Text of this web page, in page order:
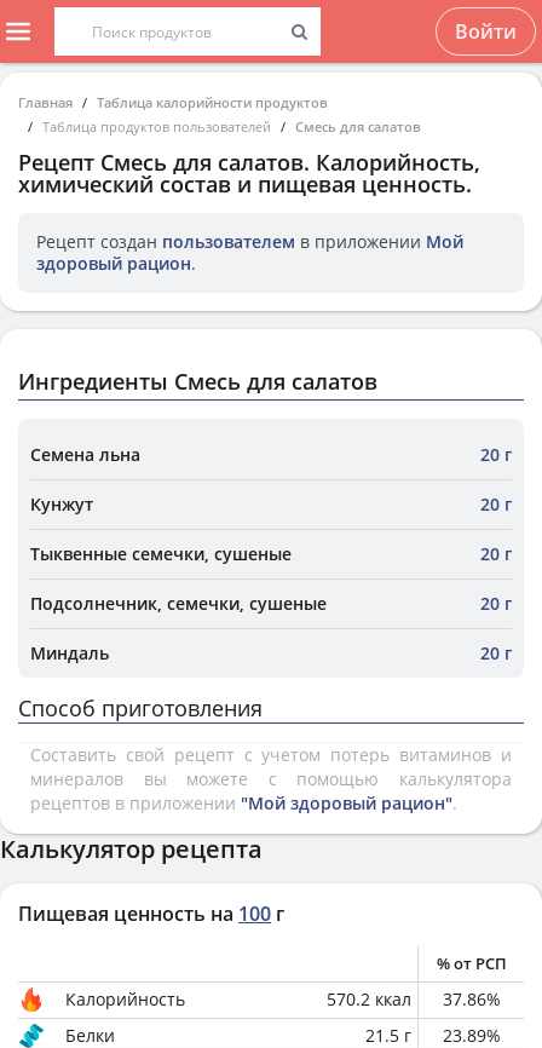
Войти
Главная
Таблица калорийности продуктов
Таблица продуктов пользователей
Смесь для салатов
Рецепт Смесь для салатов. Калорийность,
химический состав и пищевая ценность.
Рецепт создан пользователем в приложении Мой
здоровый рацион.
Ингредиенты Смесь для салатов
Семена льна 20 г
Кунжут 20 г
Тыквенные семечки, сушеные 20 г
Подсолнечник, семечки, сушеные 20 г
Миндаль 20 г
Способ приготовления
Составить свой рецепт с учетом потерь витаминов и
минералов вы можете с помощью калькулятора
рецептов в приложении "Мой здоровый рацион".
Калькулятор рецепта
Пищевая ценность на 100 г
% от РСП
Калорийность 570.2 ккал 37.86%
Белки
21.5 г 23.89%